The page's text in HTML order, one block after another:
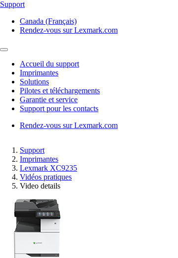
Support
Canada (Français)
Rendez-vous sur Lexmark.com
Accueil du support
Imprimantes
Solutions
Pilotes et téléchargements
Garantie et service
Support pour les contacts
Rendez-vous sur Lexmark.com
Support
Imprimantes
Lexmark XC9235
Vidéos pratiques
Video details